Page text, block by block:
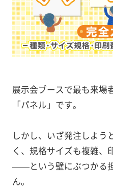
展示会ブースで最も来場
「パネル」です。
しかし、いざ発注しよう
く、規格サイズも複雑、
——という壁にぶつかる
ん。